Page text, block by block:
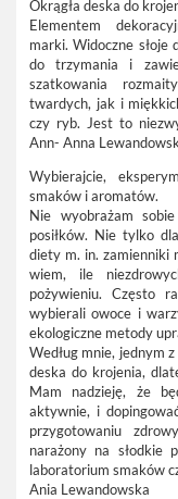
Okrągła deska do
Elementem
marki. Widoczne słoje
do trzymania i
szatkowania
twardych, jak i
czy ryb. Jest to
Ann- Anna
Wybierajcie,
smaków i aromatów.
Nie wyobrażam
posiłków. Nie tylko
diety m. in. zamienniki
wiem, ile
pożywieniu. Często
wybierali owoce i
ekologiczne metody
Według mnie, jednym
deska do krojenia,
Mam nadzieję, że
aktywnie, i
przygotowaniu
narażony na słodkie
laboratorium smaków
Ania Lewandowska